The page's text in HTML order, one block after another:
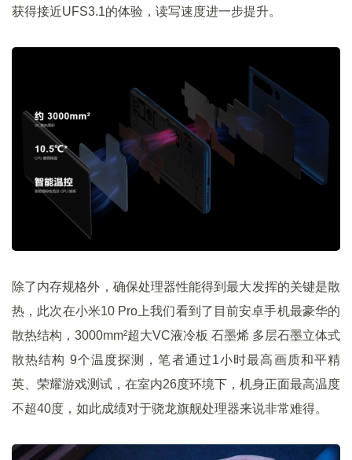
获得接近UFS3.1的体验，读写速度进一步提升。
除了内存规格外，确保处理器性能得到最大发挥的关键是散
热，此次在小米10 Pro上我们看到了目前安卓手机最豪华的
散热结构，3000mm²超大VC液冷板 石墨烯 多层石墨立体式
散热结构 9个温度探测，笔者通过1小时最高画质和平精
英、荣耀游戏测试，在室内26度环境下，机身正面最高温度
不超40度，如此成绩对于骁龙旗舰处理器来说非常难得。